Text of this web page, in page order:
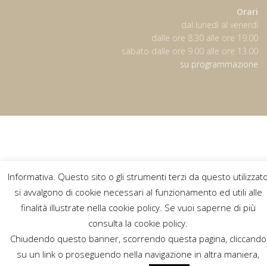
Orari
dal lunedì al venerdì
dalle ore 8.30 alle ore 19.00
sabato dalle ore 9.00 alle ore 13.00
su programmazione
Informativa. Questo sito o gli strumenti terzi da questo
si avvalgono di cookie necessari al funzionamento ed utili alle
finalità illustrate nella cookie policy. Se vuoi saperne di più
consulta la cookie policy.
Chiudendo questo banner, scorrendo questa pagina, cliccando
su un link o proseguendo nella navigazione in altra maniera,